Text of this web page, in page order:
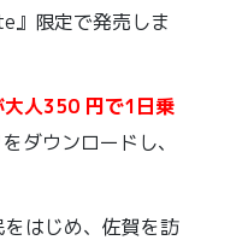
』限定で発売しま
大人350 円で1日乗
ダウンロードし、
はじめ、佐賀を訪